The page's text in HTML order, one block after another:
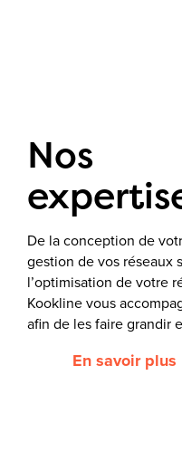
Nos
De la conception de
gestion de vos réseaux
l’optimisation de votre
Kookline vous
afin de les faire grandir
En savoir plus